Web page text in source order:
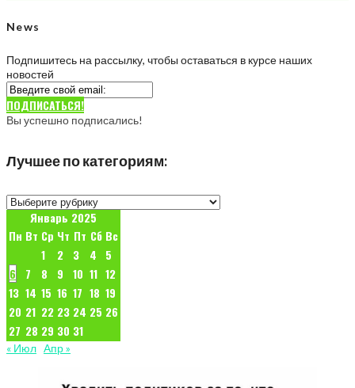
News
Подпишитесь на рассылку, чтобы оставаться в курсе наших
новостей
ПОДПИСАТЬСЯ!
Вы успешно подписались!
Лучшее по категориям:
Лучшее
категориям:
Январь 2025
Пн Вт Ср Чт Пт Сб Вс
1
2 3 4
5
6
7 8 9 10 11 12
13 14 15 16 17 18 19
20 21 22 23 24 25 26
27 28 29 30 31
« Июл Апр »